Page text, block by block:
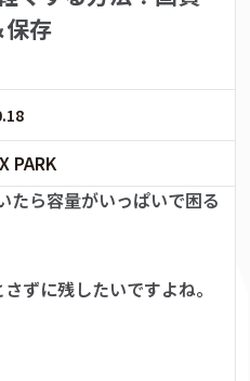
保存
PARK
ら容量がいっぱいで困る
ずに残したいですよね。